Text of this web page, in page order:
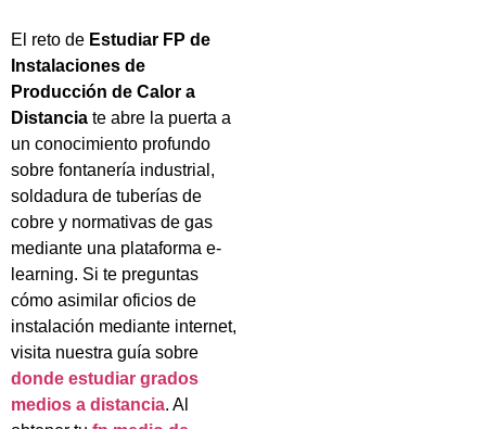
El reto de Estudiar FP de
Instalaciones de
Producción de Calor a
Distancia te abre la puerta a
un conocimiento profundo
sobre fontanería industrial,
soldadura de tuberías de
cobre y normativas de gas
mediante una plataforma e-
learning. Si te preguntas
cómo asimilar oficios de
instalación mediante internet,
visita nuestra guía sobre
donde estudiar grados
medios a distancia. Al